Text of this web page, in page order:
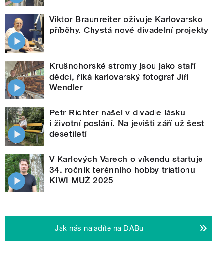
Viktor Braunreiter oživuje Karlovarsko
příběhy. Chystá nové divadelní projekty
Krušnohorské stromy jsou jako staří
dědci, říká karlovarský fotograf Jiří
Wendler
Petr Richter našel v divadle lásku
i životní poslání. Na jevišti září už šest
desetiletí
V Karlových Varech o víkendu startuje
34. ročník terénního hobby triatlonu
KIWI MUŽ 2025
Jak nás naladíte na DABu